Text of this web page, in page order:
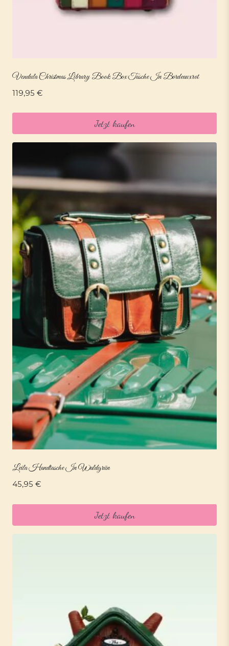
Vendula Christmas Library Book Box Tasche In Bordeauxrot
119,95 €
Jetzt kaufen
Leila Handtasche In Waldgrün
45,95 €
Jetzt kaufen